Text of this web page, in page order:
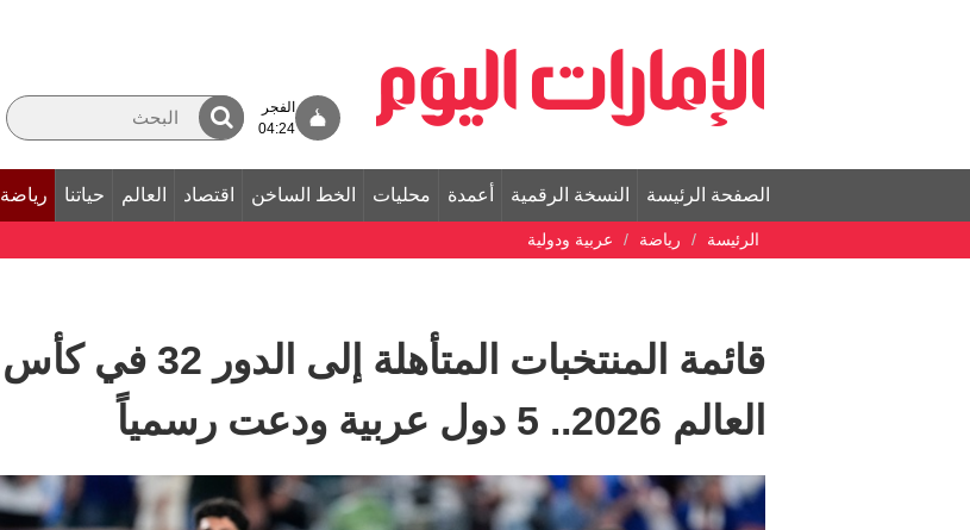
الفجر
04:24
الصفحة الرئيسة النسخة الرقمية أعمدة محليات الخط الساخن اقتصاد العالم حياتنا رياضة
الرئيسة رياضة عربية ودولية
قائمة المنتخبات المتأهلة إلى الدور 32 في كأس
العالم 2026.. 5 دول عربية ودعت رسمياً